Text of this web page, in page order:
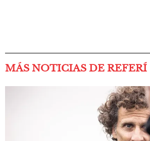
MÁS NOTICIAS DE REFERÍ